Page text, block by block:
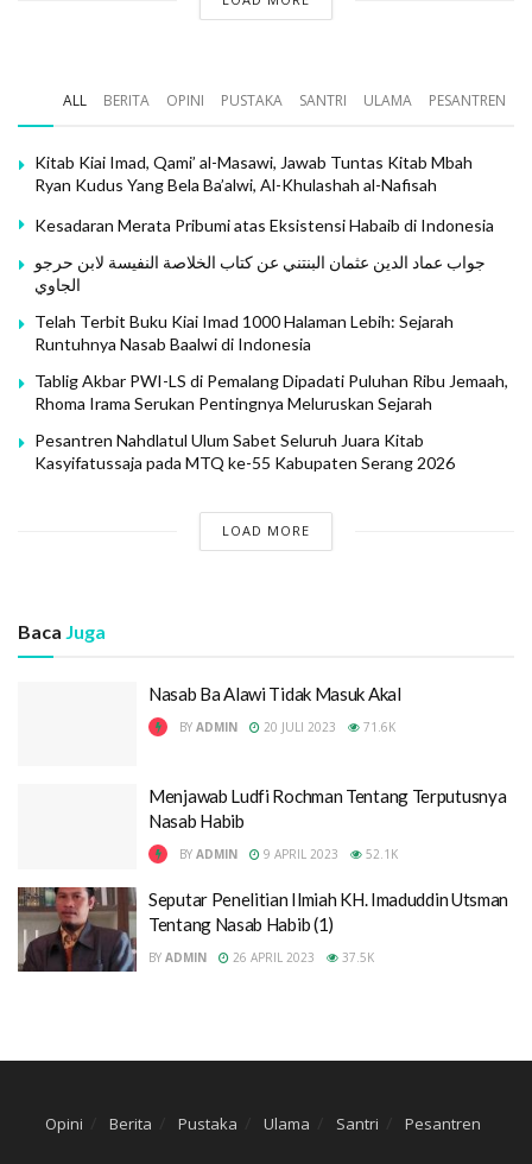
ALL BERITA OPINI PUSTAKA SANTRI ULAMA PESANTREN
Kitab Kiai Imad, Qami’ al-Masawi, Jawab Tuntas Kitab Mbah
Ryan Kudus Yang Bela Ba’alwi, Al-Khulashah al-Nafisah
Kesadaran Merata Pribumi atas Eksistensi Habaib di Indonesia
جواب عماد الدين عثمان البنتني عن كتاب الخلاصة النفيسة لابن حرجو
الجاوي
Telah Terbit Buku Kiai Imad 1000 Halaman Lebih: Sejarah
Runtuhnya Nasab Baalwi di Indonesia
Tablig Akbar PWI-LS di Pemalang Dipadati Puluhan Ribu Jemaah,
Rhoma Irama Serukan Pentingnya Meluruskan Sejarah
Pesantren Nahdlatul Ulum Sabet Seluruh Juara Kitab
Kasyifatussaja pada MTQ ke-55 Kabupaten Serang 2026
LOAD MORE
Baca Juga
Nasab Ba Alawi Tidak Masuk Akal
BY ADMIN 20 JULI 2023 71.6K
Menjawab Ludfi Rochman Tentang Terputusnya
Nasab Habib
BY ADMIN 9 APRIL 2023 52.1K
Seputar Penelitian Ilmiah KH. Imaduddin Utsman
Tentang Nasab Habib (1)
BY ADMIN 26 APRIL 2023 37.5K
Opini Berita Pustaka Ulama Santri Pesantren